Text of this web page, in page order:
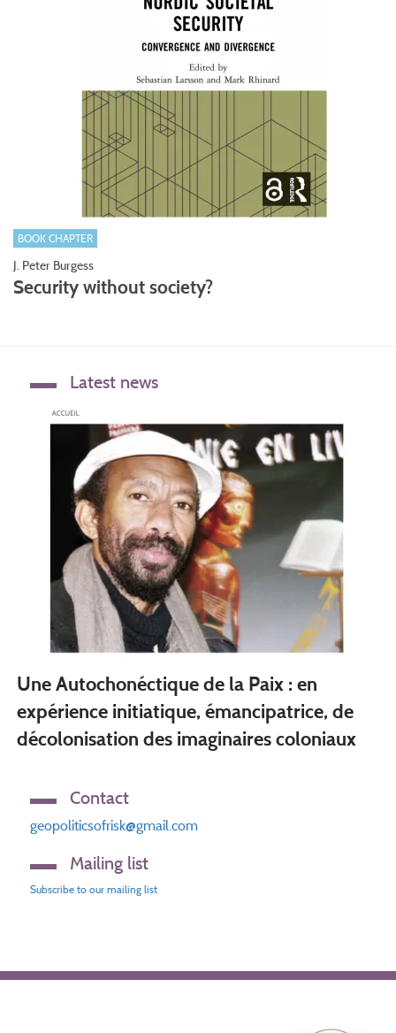
BOOK CHAPTER
J. Peter Burgess
Security without society?
Latest news
Une Autochonéctique de la Paix : en
expérience initiatique, émancipatrice, de
décolonisation des imaginaires coloniaux
Contact
geopoliticsofrisk@gmail.com
Mailing list
Subscribe to our mailing list